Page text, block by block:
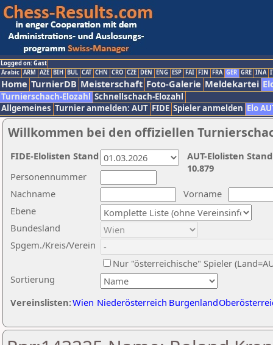
Logged on: Gast
Arabic ARM AZE BIH BUL CAT CHN CRO CZE DEN ENG ESP FAI FIN FRA GER GRE INA
Home TurnierDB Meisterschaft Foto-Galerie Meldekartei
Turnierschach-Elozahl Schnellschach-Elozahl
Allgemeines Turnier anmelden: AUT FIDE Spieler anmelden Elo
Willkommen bei den offiziellen
Nachname
Vorname
Ebene
Sortierung
Personennummer
Bundesland
Spgem./Kreis/Verein
Nur "österreichische" Spieler
Vereinslisten:Wien Niederösterreich Burgenland
AUT-Elolisten
10.879
FIDE-Elolisten Stand